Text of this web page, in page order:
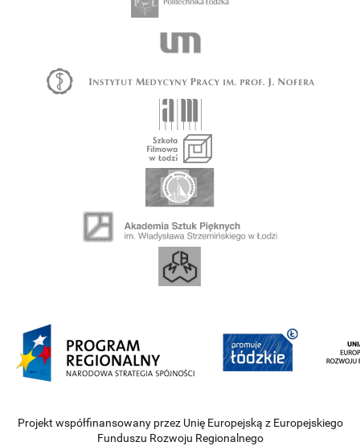
Projekt współfinansowany przez Unię Europejską z Europejskiego
Funduszu Rozwoju Regionalnego